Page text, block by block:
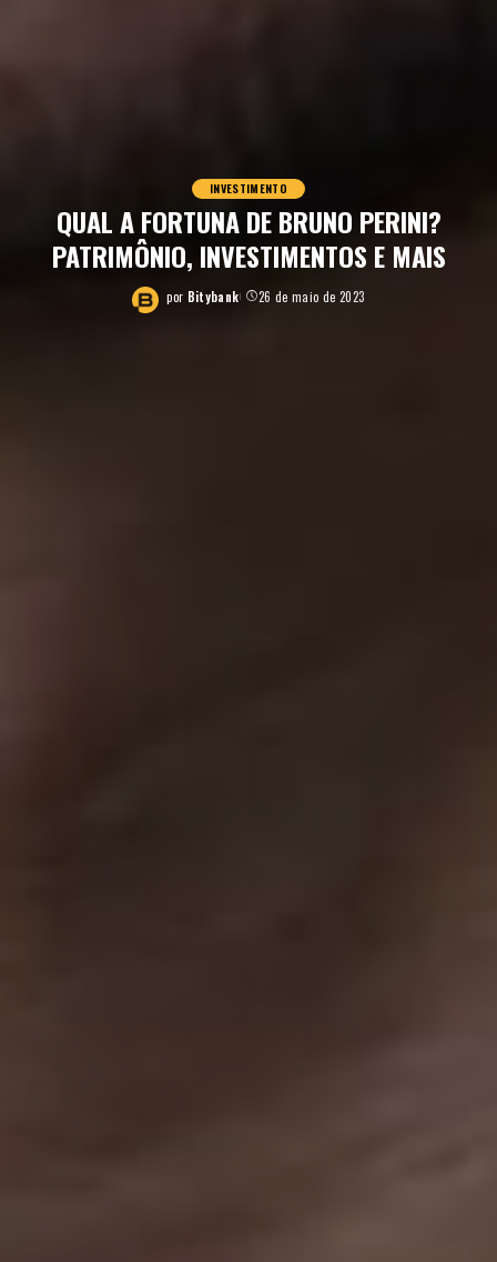
INVESTIMENTO
QUAL A FORTUNA DE BRUNO PERINI?
PATRIMÔNIO, INVESTIMENTOS E MAIS
por Bitybank 26 de maio de 2023